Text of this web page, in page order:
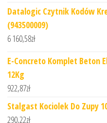
Datalogic Czytnik Kodów
(943500009)
6 160,58zł
E-Concreto Komplet Beton
12Kg
922,87zł
Stalgast Kociolek Do Zupy
290,22zł